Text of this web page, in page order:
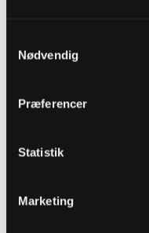
Nødvendig
Præferencer
Statistik
Marketing
Lad os nu lige se giraffen